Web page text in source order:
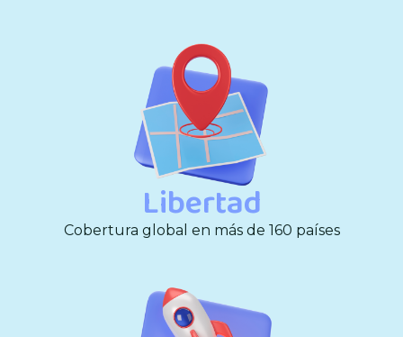
Libertad
Cobertura global en más de 160 países